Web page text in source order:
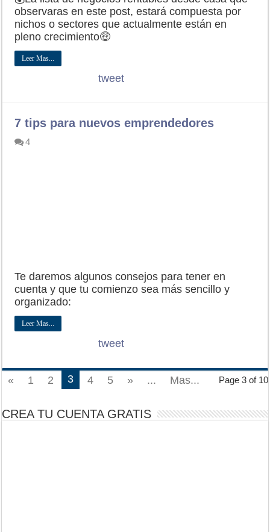
observaras en este post, estará compuesta por
nichos o sectores que actualmente están en
pleno crecimiento🤑
Leer Mas...
tweet
7 tips para nuevos emprendedores
4
Te daremos algunos consejos para tener en
cuenta y que tu comienzo sea más sencillo y
organizado:
Leer Mas...
tweet
Page 3 of 10
« 1 2 3 4 5 » ... Mas...
CREA TU CUENTA GRATIS